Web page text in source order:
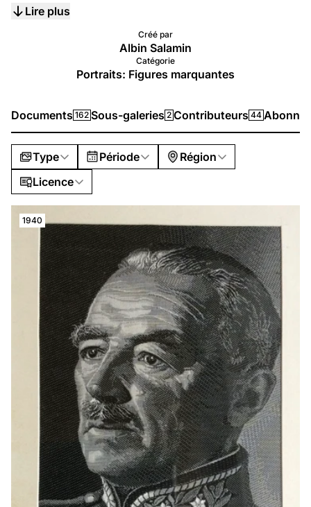
Lire plus
Créé par
Albin Salamin
Catégorie
Portraits: Figures marquantes
Documents 162 Sous-galeries 2 Contributeurs 44
Type Période
Région
Licence
1940